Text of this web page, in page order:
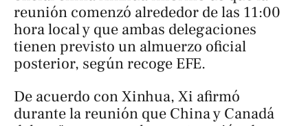
reunión comenzó alrededor de las 11:00
hora local y que ambas delegaciones
tienen previsto un almuerzo oficial
posterior, según recoge EFE.
De acuerdo conXinhua, Xi afirmó
durante la reunión que China y Canadá